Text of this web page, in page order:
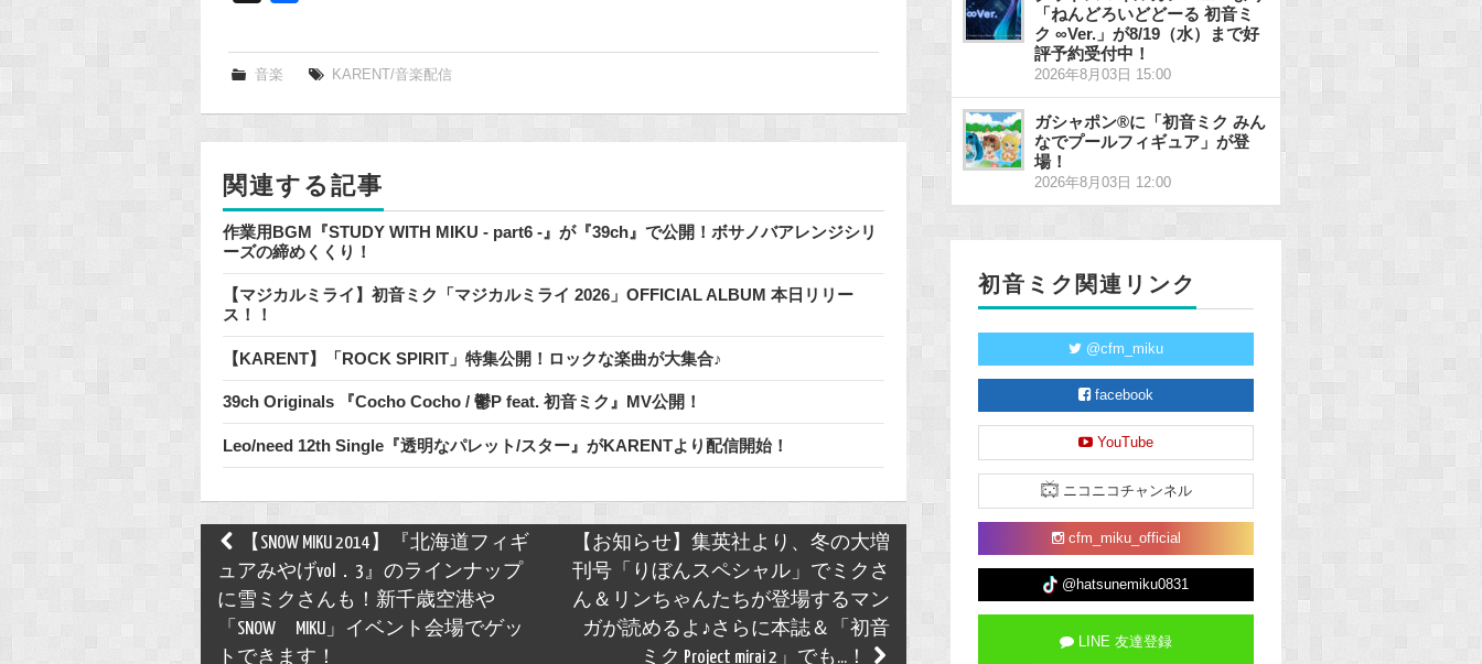
k
音楽 KARENT/音楽配信
関連する記事
作業用BGM『STUDY WITH MIKU - part6 -』が『39ch』で公開！ボサノバアレンジシリ
ーズの締めくくり！
【マジカルミライ】初音ミク「マジカルミライ 2026」OFFICIAL ALBUM 本日リリー
ス！！
【KARENT】「ROCK SPIRIT」特集公開！ロックな楽曲が大集合♪
39ch Originals 『Cocho Cocho / 鬱P feat. 初音ミク』MV公開！
Leo/need 12th Single『透明なパレット/スター』がKARENTより配信開始！
Post
navigation
【SNOW MIKU 2014】『北海道フィギ
ュアみやげvol．3』のラインナップ
に雪ミクさんも！新千歳空港や
「SNOW MIKU」イベント会場でゲッ
トできます！
【お知らせ】集英社より、冬の大増
刊号「りぼんスペシャル」でミクさ
ん＆リンちゃんたちが登場するマン
ガが読めるよ♪さらに本誌＆「初音
ミク Project mirai 2」でも...！
「ねんどろいどどーる 初音ミ
ク ∞Ver.」が8/19（水）まで好
評予約受付中！
2026年8月03日 15:00
ガシャポン®に「初音ミク みん
なでプールフィギュア」が登
場！
2026年8月03日 12:00
初音ミク関連リンク
@cfm_miku
facebook
YouTube
ニコニコチャンネル
cfm_miku_official
@hatsunemiku0831
LINE 友達登録